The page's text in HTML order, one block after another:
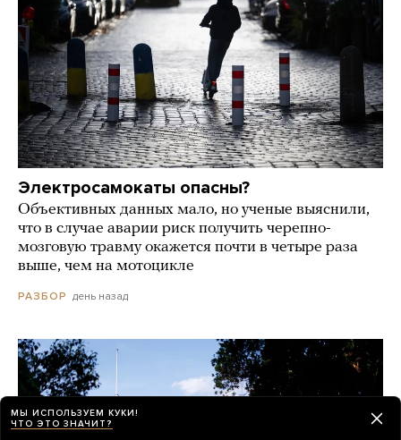
Электросамокаты опасны?
Объективных данных мало, но ученые выяснили,
что в случае аварии риск получить черепно-
мозговую травму окажется почти в четыре раза
выше, чем на мотоцикле
РАЗБОР день назад
МЫ ИСПОЛЬЗУЕМ КУКИ!
ЧТО ЭТО ЗНАЧИТ?